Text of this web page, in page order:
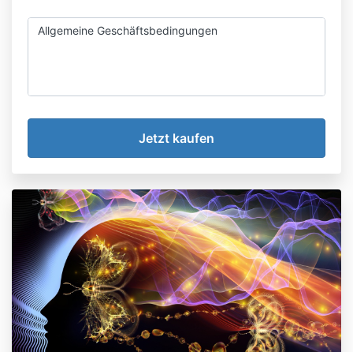
Allgemeine Geschäftsbedingungen
Lesen Sie bitte diese allgemeinen
Geschäftsbedingungen sehr genau durch, bevor Sie
diese Website benutzen und eines unserer Online-
Produkte kaufen.
Anouk Claes verkauft über das Internet verschiedene
Online-Produkte. Diese Online-Produkte bestehen
aus verschiedenen Weiterbildungsangeboten, der
Online-Teilnahme an magischen Kreisen in Form eines
Monatlichen Abonnements und Videos und eBooks an
Kunden im In- und Ausland in elektronischer Form